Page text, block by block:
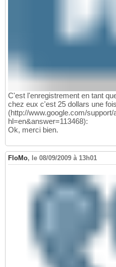
C'est l'enregistrement en tant
chez eux c'est 25 dollars une
(http://www.google.com/
hl=en&answer=113468):
Ok, merci bien.
FloMo, le 08/09/2009 à 13h01